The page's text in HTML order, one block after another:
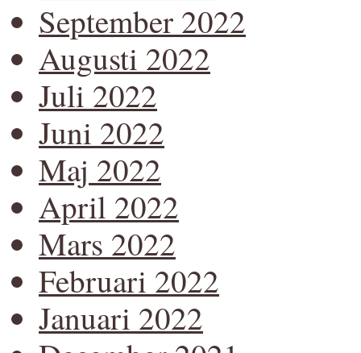
September 2022
Augusti 2022
Juli 2022
Juni 2022
Maj 2022
April 2022
Mars 2022
Februari 2022
Januari 2022